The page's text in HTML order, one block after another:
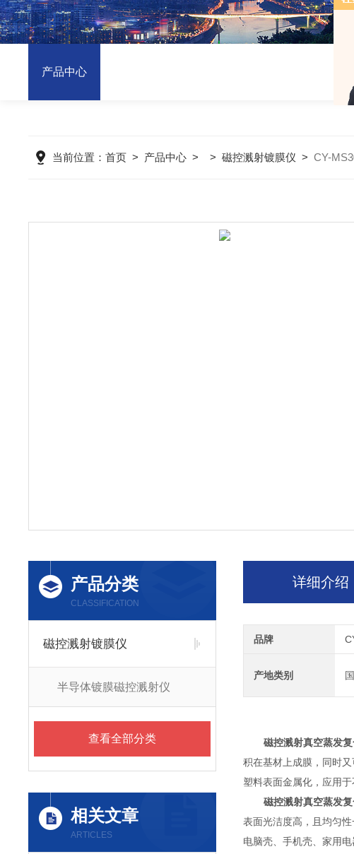
产品中心
当前位置：首页 > 产品中心 > >磁控溅射镀膜仪 >CY-
产品分类
CLASSIFICATION
磁控溅射镀膜仪
半导体镀膜磁控溅射仪
查看全部分类
相关文章
ARTICLES
详细介绍
品牌
产地类别
磁控溅射真空蒸发
积在基材上成膜，同时
塑料表面金属化，应用于
磁控溅射真空蒸发
表面光洁度高，且均匀
电脑壳、手机壳、家用